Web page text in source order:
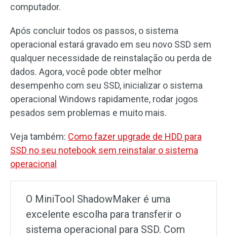
computador.
Após concluir todos os passos, o sistema
operacional estará gravado em seu novo SSD sem
qualquer necessidade de reinstalação ou perda de
dados. Agora, você pode obter melhor
desempenho com seu SSD, inicializar o sistema
operacional Windows rapidamente, rodar jogos
pesados sem problemas e muito mais.
Veja também: Como fazer upgrade de HDD para
SSD no seu notebook sem reinstalar o sistema
operacional
O MiniTool ShadowMaker é uma
excelente escolha para transferir o
sistema operacional para SSD. Com